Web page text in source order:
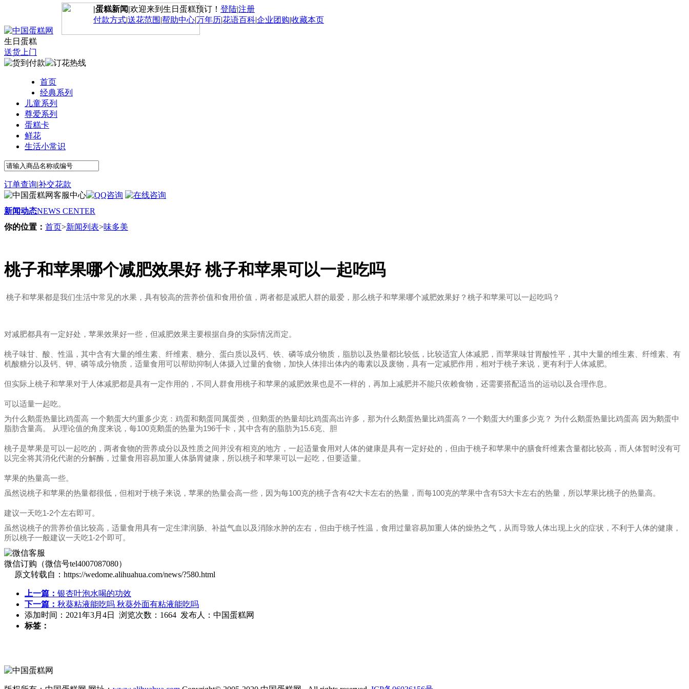
|蛋糕新闻|欢迎来到生日蛋糕预订！ 登陆|注册
付款方式|送花范围 |帮助中心|万年历|花语百科|企业团购|收藏本页
生日蛋糕
送货上门
首页
经典系列
儿童系列
尊爱系列
蛋糕卡
鲜花
生活小常识
订单查询|补交花款
新闻动态NEWS CENTER
你的位置： 首页>新闻列表>味多美
桃子和苹果哪个减肥效果好 桃子和苹果可以一起吃吗
桃子和苹果都是我们生活中常见的水果，具有较高的营养价值和食用价值，两者都是减肥人群的最爱，那么桃子和苹果哪个减肥效果好？桃子和苹果可以一起吃吗？
对减肥都具有一定好处，苹果效果好一些，但减肥效果主要根据自身的实际情况而定。
桃子味甘、酸、性温，其中含有大量的维生素、纤维素、糖分、蛋白质以及钙、铁、磷等成分物质，脂肪以及热量都比较低，比较适宜人体减肥，而苹果味甘胃酸性平，其中大量的维生素、纤维素、有
机酸糖分以及钙、钾、磷等成分物质，适量食用可以帮助抑制人体摄入过量的食物，加快人体排出体内的毒素以及废物，具有一定减肥作用，相对于桃子来说，更有利于人体减肥。
但实际上桃子和苹果对于人体减肥都是具有一定作用的，不同人群食用桃子和苹果的减肥效果也是不一样的，再加上减肥并不能只依赖食物，还需要搭配适当的运动以及合理作息。
可以适量一起吃。
为什么鹅蛋热量比鸡蛋高 一个鹅蛋大约重多少克：鸡蛋和鹅蛋同属蛋类，但鹅蛋的热量却比鸡蛋高出许多，那为什么鹅蛋热量比鸡蛋高？一个鹅蛋大约重多少克？ 为什么鹅蛋热量比鸡蛋高 因为鹅蛋中
脂肪含量高。 从理论值的角度来说，每100克鹅蛋的热量为196千卡，其中含有的脂肪为15.6克、胆
桃子是苹果是可以一起吃的，两者食物的营养成分以及性质之间并没有相克的地方，一起适量食用对人体的健康是具有一定好处的，但由于桃子和苹果中的膳食纤维素含量都比较高，而人体暂时没有可
以完全将其消化代谢的分解酶，过量食用容易加重人体肠胃健康，所以桃子和苹果可以一起吃，但要适量。
苹果的热量高一些。
虽然说桃子和苹果的热量都很低，但相对于桃子来说，苹果的热量会高一些，因为每100克的桃子含有42大卡左右的热量，而每100克的苹果中含有53大卡左右的热量，所以苹果比桃子的热量高。
建议一天吃1-2个左右即可。
虽然说桃子的营养价值比较高，适量食用具有一定生津润肠、补益气血以及消除水肿的左右，但由于桃子性温，食用过量容易加重人体的燥热之气，从而导致人体出现上火的症状，不利于人体的健康，
所以桃子一般建议一天吃1-2个即可。
微信订购（微信号tel4007087080）
原文转载自：https://wedome.alihuahua.com/news/?580.html
上一篇： 银杏叶泡水喝的功效
下一篇： 秋葵粘液能吃吗 秋葵外面有粘液能吃吗
添加时间：2021年3月4日 浏览次数：1664 发布人：中国蛋糕网
标签：